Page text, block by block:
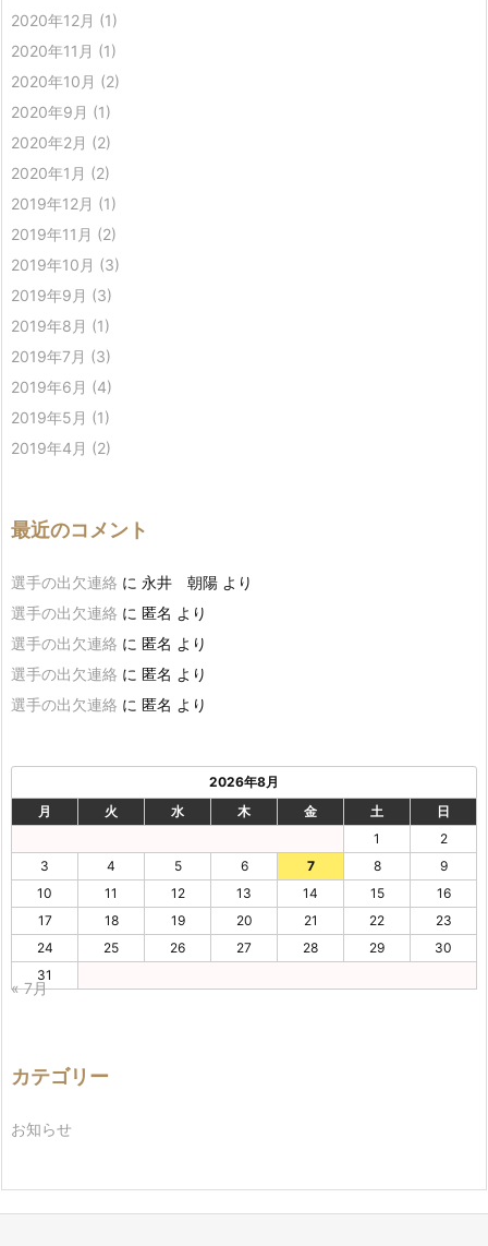
2020年12月 (1)
2020年11月 (1)
2020年10月 (2)
2020年9月 (1)
2020年2月 (2)
2020年1月 (2)
2019年12月 (1)
2019年11月 (2)
2019年10月 (3)
2019年9月 (3)
2019年8月 (1)
2019年7月 (3)
2019年6月 (4)
2019年5月 (1)
2019年4月 (2)
最近のコメント
選手の出欠連絡 に 永井 朝陽 より
選手の出欠連絡 に 匿名 より
選手の出欠連絡 に 匿名 より
選手の出欠連絡 に 匿名 より
選手の出欠連絡 に 匿名 より
2026年8月
月
火 水 木 金 土
日
1
2
3
4 5 6 7 8
9
10
11 12 13 14 15
16
17
18 19 20 21 22
23
24
25 26 27 28 29
30
31
« 7月
カテゴリー
お知らせ